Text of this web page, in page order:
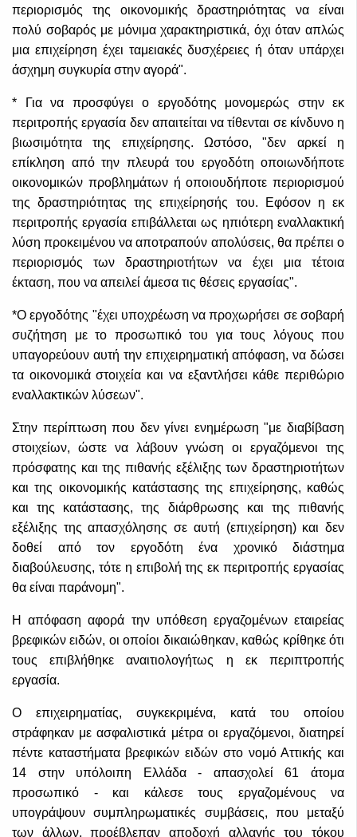
περιορισμός της οικονομικής δραστηριότητας να είναι
πολύ σοβαρός με μόνιμα χαρακτηριστικά, όχι όταν απλώς
μια επιχείρηση έχει ταμειακές δυσχέρειες ή όταν υπάρχει
άσχημη συγκυρία στην αγορά".
* Για να προσφύγει ο εργοδότης μονομερώς στην εκ
περιτροπής εργασία δεν απαιτείται να τίθενται σε κίνδυνο η
βιωσιμότητα της επιχείρησης. Ωστόσο, "δεν αρκεί η
επίκληση από την πλευρά του εργοδότη οποιωνδήποτε
οικονομικών προβλημάτων ή οποιουδήποτε περιορισμού
της δραστηριότητας της επιχείρησής του. Εφόσον η εκ
περιτροπής εργασία επιβάλλεται ως ηπιότερη εναλλακτική
λύση προκειμένου να αποτραπούν απολύσεις, θα πρέπει ο
περιορισμός των δραστηριοτήτων να έχει μια τέτοια
έκταση, που να απειλεί άμεσα τις θέσεις εργασίας".
*Ο εργοδότης "έχει υποχρέωση να προχωρήσει σε σοβαρή
συζήτηση με το προσωπικό του για τους λόγους που
υπαγορεύουν αυτή την επιχειρηματική απόφαση, να δώσει
τα οικονομικά στοιχεία και να εξαντλήσει κάθε περιθώριο
εναλλακτικών λύσεων".
Στην περίπτωση που δεν γίνει ενημέρωση "με διαβίβαση
στοιχείων, ώστε να λάβουν γνώση οι εργαζόμενοι της
πρόσφατης και της πιθανής εξέλιξης των δραστηριοτήτων
και της οικονομικής κατάστασης της επιχείρησης, καθώς
και της κατάστασης, της διάρθρωσης και της πιθανής
εξέλιξης της απασχόλησης σε αυτή (επιχείρηση) και δεν
δοθεί από τον εργοδότη ένα χρονικό διάστημα
διαβούλευσης, τότε η επιβολή της εκ περιτροπής εργασίας
θα είναι παράνομη".
Η απόφαση αφορά την υπόθεση εργαζομένων εταιρείας
βρεφικών ειδών, οι οποίοι δικαιώθηκαν, καθώς κρίθηκε ότι
τους επιβλήθηκε αναιτιολογήτως η εκ περιπτροπής
εργασία.
Ο επιχειρηματίας, συγκεκριμένα, κατά του οποίου
στράφηκαν με ασφαλιστικά μέτρα οι εργαζόμενοι, διατηρεί
πέντε καταστήματα βρεφικών ειδών στο νομό Αττικής και
14 στην υπόλοιπη Ελλάδα - απασχολεί 61 άτομα
προσωπικό - και κάλεσε τους εργαζομένους να
υπογράψουν συμπληρωματικές συμβάσεις, που μεταξύ
των άλλων, προέβλεπαν αποδοχή αλλαγής του τόκου